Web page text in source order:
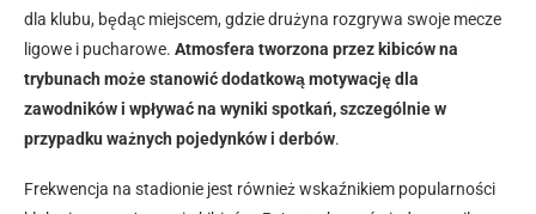
dla klubu, będąc miejscem, gdzie drużyna rozgrywa swoje mecze
ligowe i pucharowe. Atmosfera tworzona przez kibiców na
trybunach może stanowić dodatkową motywację dla
zawodników i wpływać na wyniki spotkań, szczególnie w
przypadku ważnych pojedynków i derbów.
Frekwencja na stadionie jest również wskaźnikiem popularności